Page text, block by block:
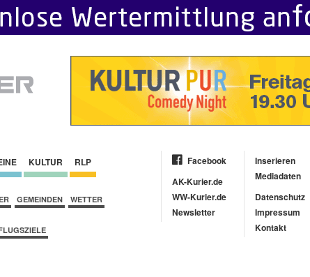
KULTUR RLP
GEMEINDEN WETTER
Facebook
AK-Kurier.de
WW-Kurier.de
Newsletter
Inserieren
Mediadaten
Datenschutz
Impressum
Kontakt